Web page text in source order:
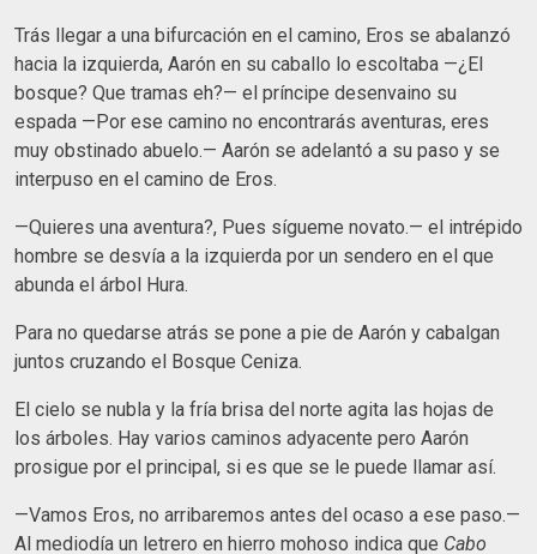
Trás llegar a una bifurcación en el camino, Eros se abalanzó
hacia la izquierda, Aarón en su caballo lo escoltaba —¿El
bosque? Que tramas eh?— el príncipe desenvaino su
espada —Por ese camino no encontrarás aventuras, eres
muy obstinado abuelo.— Aarón se adelantó a su paso y se
interpuso en el camino de Eros.
—Quieres una aventura?, Pues sígueme novato.— el intrépido
hombre se desvía a la izquierda por un sendero en el que
abunda el árbol Hura.
Para no quedarse atrás se pone a pie de Aarón y cabalgan
juntos cruzando el Bosque Ceniza.
El cielo se nubla y la fría brisa del norte agita las hojas de
los árboles. Hay varios caminos adyacente pero Aarón
prosigue por el principal, si es que se le puede llamar así.
—Vamos Eros, no arribaremos antes del ocaso a ese paso.—
Al mediodía un letrero en hierro mohoso indica que Cabo